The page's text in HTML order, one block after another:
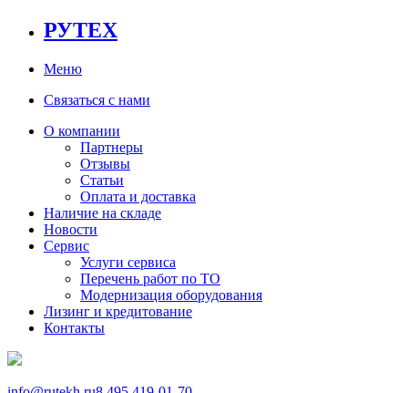
РУТЕХ
Меню
Связаться с нами
О компании
Партнеры
Отзывы
Статьи
Оплата и доставка
Наличие на складе
Новости
Сервис
Услуги сервиса
Перечень работ по ТО
Модернизация оборудования
Лизинг и кредитование
Контакты